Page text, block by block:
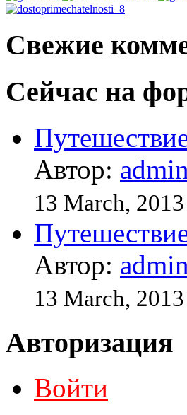
Свежие
Сейчас на
Автор: admin
13 March,
Автор: admin
13 March,
Авторизация
Войти